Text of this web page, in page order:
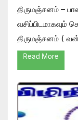
திருமஞ்சனம் –
வசிப்பிடமாகவும்
திருமஞ்சனம் (
Read More